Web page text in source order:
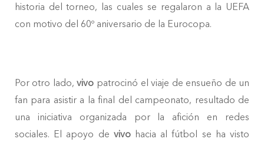
historia del torneo, las cuales se regalaron a la UEFA
con motivo del 60º aniversario de la Eurocopa.
Por otro lado,vivo patrocinó el viaje de ensueño de un
fan para asistir a la final del campeonato, resultado de
una iniciativa organizada por la afición en redes
sociales. El apoyo de vivohacia al fútbol se ha visto